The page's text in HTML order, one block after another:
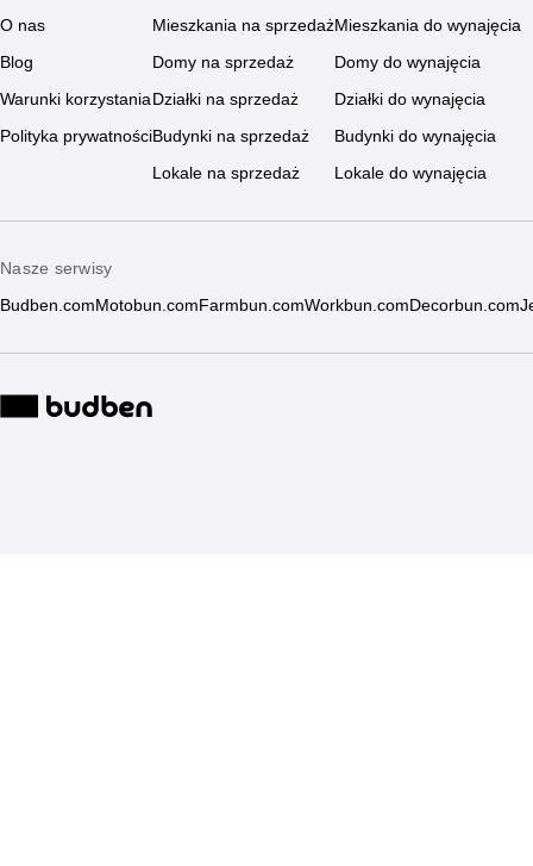
O nas
Blog
Warunki korzystania
Polityka prywatności
Mieszkania na sprzedaż
Domy na sprzedaż
Działki na sprzedaż
Budynki na sprzedaż
Lokale na sprzedaż
Mieszkania do wynajęcia
Domy do wynajęcia
Działki do wynajęcia
Budynki do wynajęcia
Lokale do wynajęcia
Nasze serwisy
Budben.com Motobun.com Farmbun.comWorkbun.com Decorbun.com